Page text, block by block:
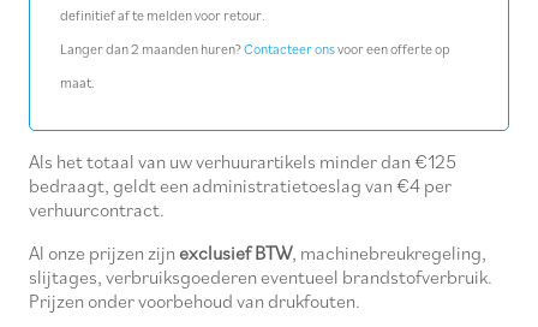
aantal
definitief af te melden voor retour.
Langer dan 2 maanden huren?Contacteer onsvoor een offerte op
maat.
Als het totaal van uw verhuurartikels minder dan €125
bedraagt, geldt een administratietoeslag van €4 per
verhuurcontract.
Al onze prijzen zijn exclusief BTW, machinebreukregeling,
slijtages, verbruiksgoederen eventueel brandstofverbruik.
Prijzen onder voorbehoud van drukfouten.